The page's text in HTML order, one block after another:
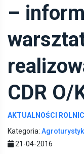
–
CDR O/
AKTUALNOŚCI
Kategoria:
21-04-2016